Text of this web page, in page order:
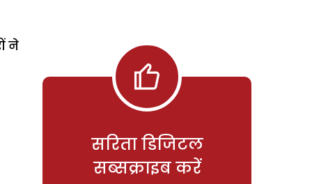
ने
सरिता डिजिटल
सब्सक्राइब करें